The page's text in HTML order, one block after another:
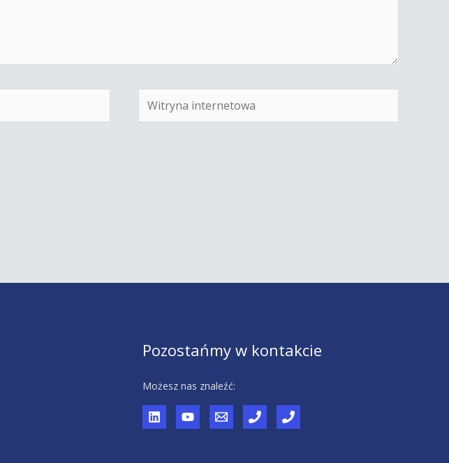
Witryna
internetowa
Pozostańmy w kontakcie
Możesz nas znaleźć: